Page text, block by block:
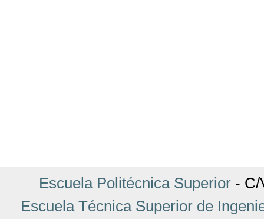
Escuela Politécnica Superior- C/
Escuela Técnica Superior de